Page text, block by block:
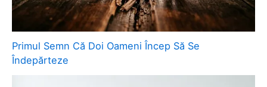
Primul Semn Că Doi Oameni Încep Să Se
Îndepărteze